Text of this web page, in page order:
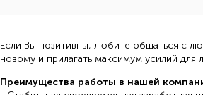
Если Вы позитивны, любите общаться с
новому и прилагать максимум усилий для
Преимущества работы в нашей